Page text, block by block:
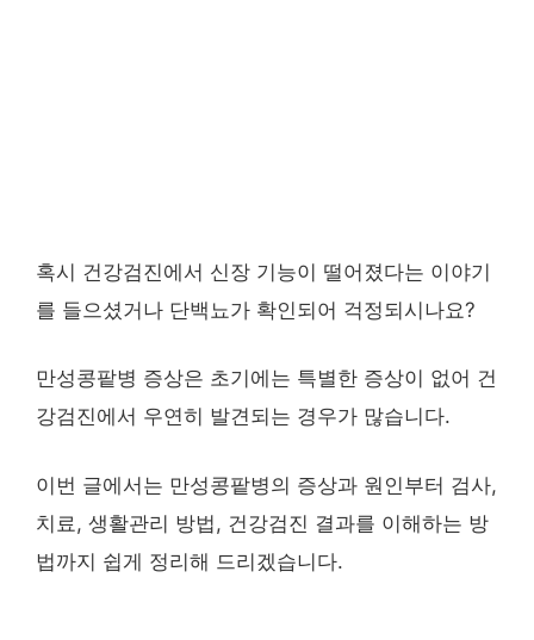
혹시 건강검진에서 신장 기능이 떨어졌다는 이야기
를 들으셨거나 단백뇨가 확인되어 걱정되시나요?
만성콩팥병 증상은 초기에는 특별한 증상이 없어 건
강검진에서 우연히 발견되는 경우가 많습니다.
이번 글에서는 만성콩팥병의 증상과 원인부터 검사,
치료, 생활관리 방법, 건강검진 결과를 이해하는 방
법까지 쉽게 정리해 드리겠습니다.